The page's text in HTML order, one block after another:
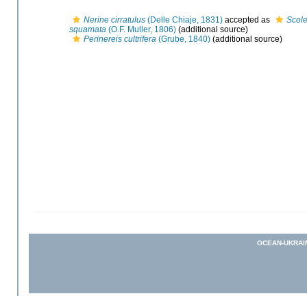
Nerine cirratulus (Delle Chiaje, 1831) accepted as
squamata (O.F. Muller, 1806) (additional source)
Perinereis cultrifera (Grube, 1840) (additional source)
OCEAN-